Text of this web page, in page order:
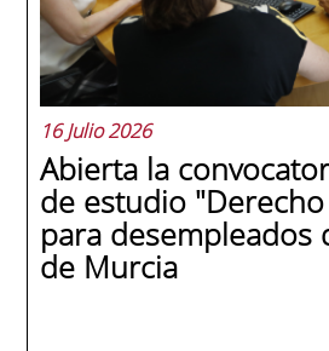
Generac Power Systems
y antiguo alumno...
16 Julio 2026
Abierta la
de estudio
para desempleados
de Murcia